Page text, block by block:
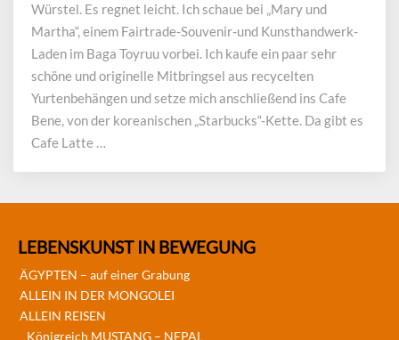
zur
größten
Statue
der
–
14.Tag
Würstel. Es regnet leicht. Ich schaue bei „Mary und
Martha“, einem Fairtrade-Souvenir-und Kunsthandwerk-
Laden im Baga Toyruu vorbei. Ich kaufe ein paar sehr
schöne und originelle Mitbringsel aus recycelten
Yurtenbehängen und setze mich anschließend ins Cafe
Bene, von der koreanischen „Starbucks“-Kette. Da gibt es
Cafe Latte …
LEBENSKUNST IN BEWEGUNG
ÄGYPTEN – auf einer Grabung
ALLEIN IN DER MONGOLEI
ALLEIN REISEN
Königreich MUSTANG – NEPAL